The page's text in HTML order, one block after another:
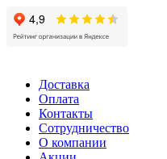
Доставка
Оплата
Контакты
Сотрудничество
О компании